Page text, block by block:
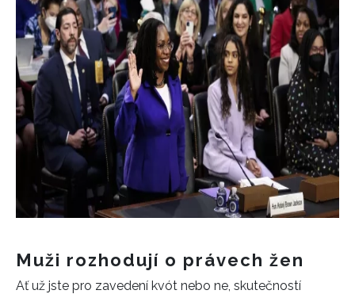
Muži rozhodují o právech žen
Ať už jste pro zavedení kvót nebo ne, skutečností